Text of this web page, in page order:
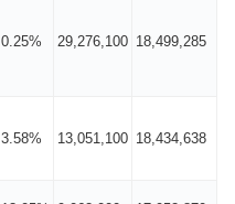
0.25% 29,276,100 18,499,285
3.58% 13,051,100 18,434,638